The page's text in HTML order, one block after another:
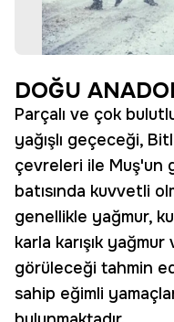
DOĞU
Parçalı ve çok
yağışlı geçeceği,
çevreleri ile Muş'un
batısında kuvvetli
genellikle yağmur,
karla karışık
görüleceği tahmin
sahip eğimli